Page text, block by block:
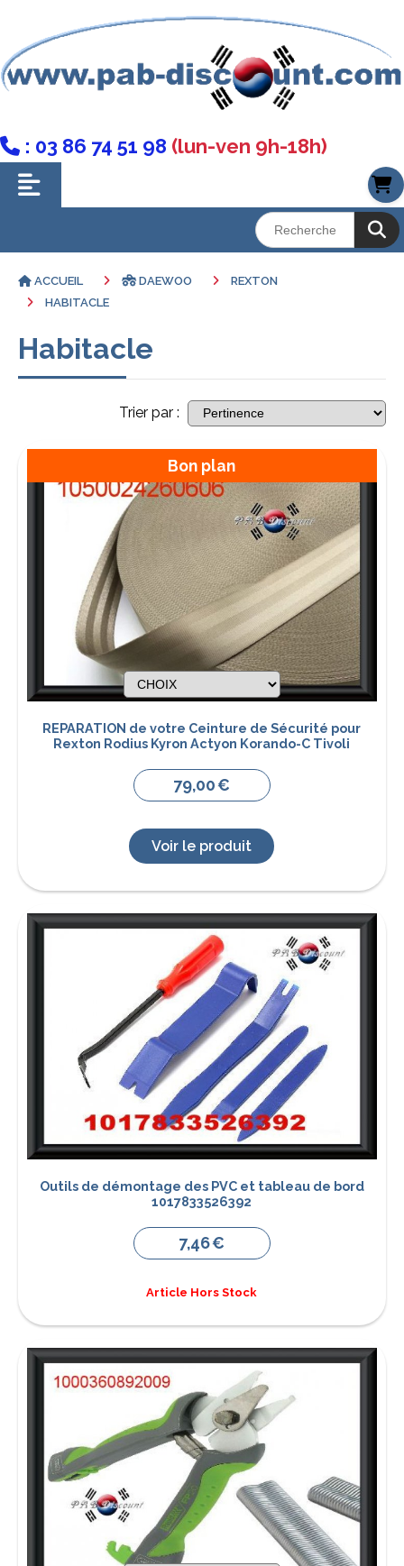
 : 03 86 74 51 98 (lun-ven 9h-18h)
ACCUEIL DAEWOO
REXTON
HABITACLE
Habitacle
Trier par :
Bon plan
REPARATION de votre Ceinture de Sécurité pour
Rexton Rodius Kyron Actyon Korando-C Tivoli
79,00€
Voir le produit
Outils de démontage des PVC et tableau de bord
1017833526392
7,46€
Article Hors Stock